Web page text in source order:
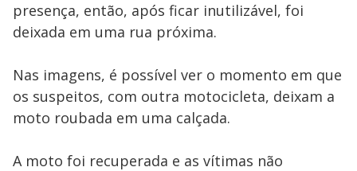
presença, então, após ficar inutilizável, foi
deixada em uma rua próxima.
Nas imagens, é possível ver o momento em que
os suspeitos, com outra motocicleta, deixam a
moto roubada em uma calçada.
A moto foi recuperada e as vítimas não